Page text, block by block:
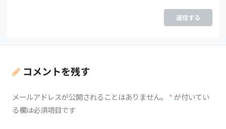
返信する
コメントを残す
メールアドレスが公開されることはありません。 *が付いてい
る欄は必須項目です